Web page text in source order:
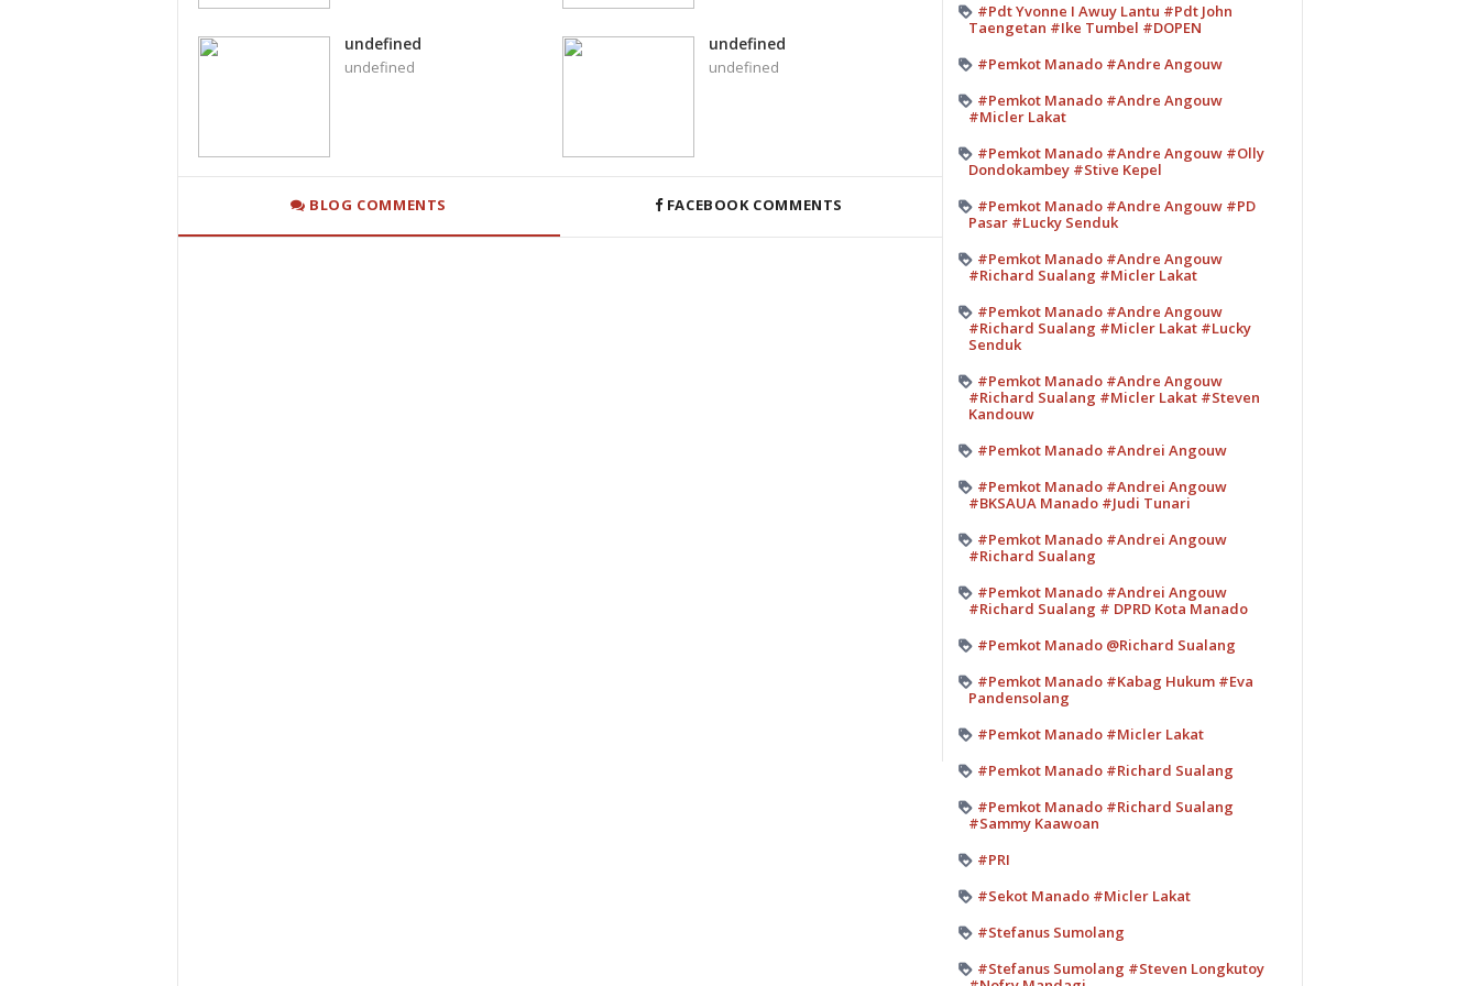
undefined
undefined
undefined
undefined
BLOG COMMENTS FACEBOOK COMMENTS
#Pdt Yvonne I Awuy Lantu #Pdt John
Taengetan #Ike Tumbel #DOPEN
#Pemkot Manado #Andre Angouw
#Pemkot Manado #Andre Angouw
#Micler Lakat
#Pemkot Manado #Andre Angouw #Olly
Dondokambey #Stive Kepel
#Pemkot Manado #Andre Angouw #PD
Pasar #Lucky Senduk
#Pemkot Manado #Andre Angouw
#Richard Sualang #Micler Lakat
#Pemkot Manado #Andre Angouw
#Richard Sualang #Micler Lakat #Lucky
Senduk
#Pemkot Manado #Andre Angouw
#Richard Sualang #Micler Lakat #Steven
Kandouw
#Pemkot Manado #Andrei Angouw
#Pemkot Manado #Andrei Angouw
#BKSAUA Manado #Judi Tunari
#Pemkot Manado #Andrei Angouw
#Richard Sualang
#Pemkot Manado #Andrei Angouw
#Richard Sualang # DPRD Kota Manado
#Pemkot Manado @Richard Sualang
#Pemkot Manado #Kabag Hukum #Eva
Pandensolang
#Pemkot Manado #Micler Lakat
#Pemkot Manado #Richard Sualang
#Pemkot Manado #Richard Sualang
#Sammy Kaawoan
#PRI
#Sekot Manado #Micler Lakat
#Stefanus Sumolang
#Stefanus Sumolang #Steven Longkutoy